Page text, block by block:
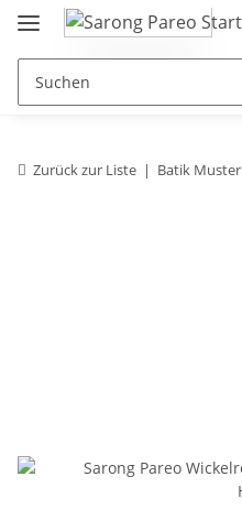
Zurück zur Liste Batik Muster